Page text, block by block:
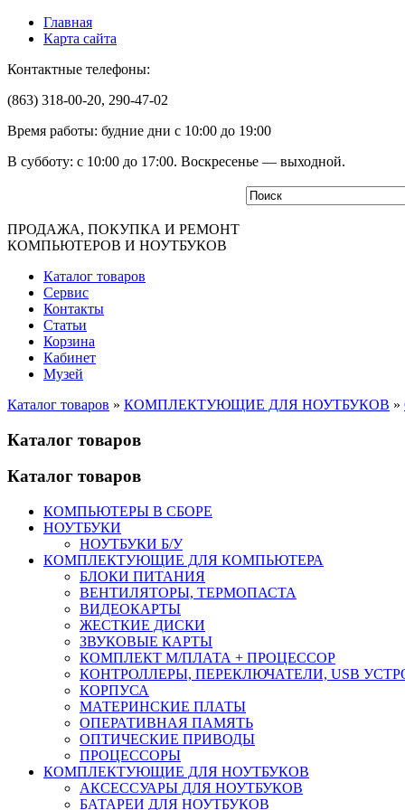
Главная
Карта сайта
Контактные телефоны:
(863) 318-00-20, 290-47-02
Время работы: будние дни с 10:00 до 19:00
В субботу: с 10:00 до 17:00. Воскресенье — выходной.
ПРОДАЖА, ПОКУПКА И РЕМОНТ
КОМПЬЮТЕРОВ И НОУТБУКОВ
Каталог товаров
Сервис
Контакты
Статьи
Корзина
Кабинет
Музей
Каталог товаров » КОМПЛЕКТУЮЩИЕ ДЛЯ НОУТБУКОВ »
Каталог товаров
Каталог товаров
КОМПЬЮТЕРЫ В СБОРЕ
НОУТБУКИ
НОУТБУКИ Б/У
КОМПЛЕКТУЮЩИЕ ДЛЯ КОМПЬЮТЕРА
БЛОКИ ПИТАНИЯ
ВЕНТИЛЯТОРЫ, ТЕРМОПАСТА
ВИДЕОКАРТЫ
ЖЕСТКИЕ ДИСКИ
ЗВУКОВЫЕ КАРТЫ
КОМПЛЕКТ М/ПЛАТА + ПРОЦЕССОР
КОНТРОЛЛЕРЫ, ПЕРЕКЛЮЧАТЕЛИ, USB
КОРПУСА
МАТЕРИНСКИЕ ПЛАТЫ
ОПЕРАТИВНАЯ ПАМЯТЬ
ОПТИЧЕСКИЕ ПРИВОДЫ
ПРОЦЕССОРЫ
КОМПЛЕКТУЮЩИЕ ДЛЯ НОУТБУКОВ
АКСЕССУАРЫ ДЛЯ НОУТБУКОВ
БАТАРЕИ ДЛЯ НОУТБУКОВ